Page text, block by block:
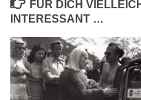
FÜR DICH
INTERESSANT …